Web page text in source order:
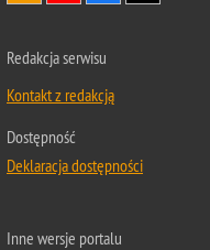
Redakcja serwisu
Kontakt z redakcją
Dostępność
Deklaracja dostępności
Inne wersje portalu